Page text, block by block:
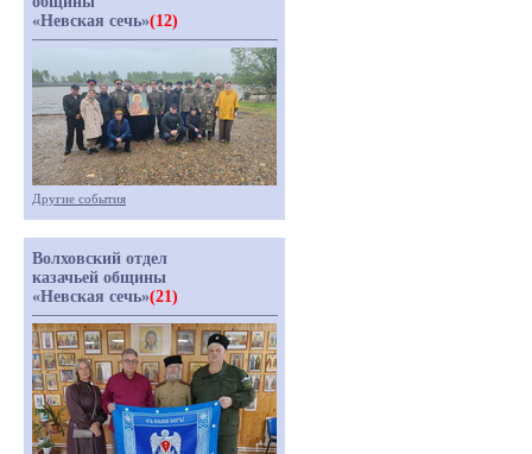
«Невская сечь»(12)
Другие события
Волховский отдел
казачьей общины
«Невская сечь»(21)